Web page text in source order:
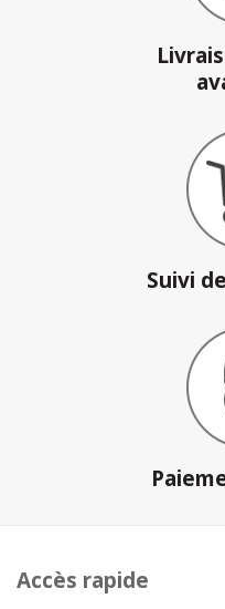
Suivi
Accès rapide